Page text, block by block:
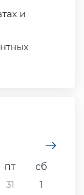
и
пт
сб
31
1